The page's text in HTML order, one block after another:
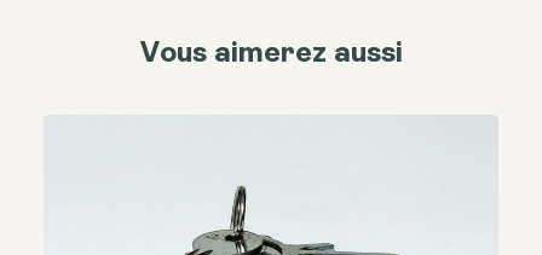
Vous aimerez aussi